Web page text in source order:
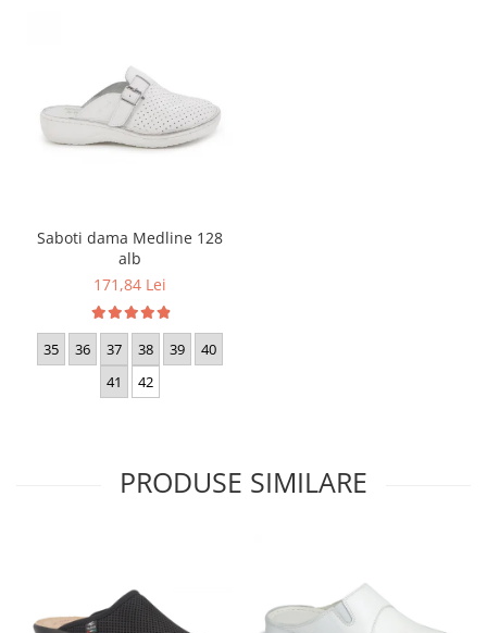
Saboti dama Medline 128
alb
171,84 Lei
35 36 37 38 39
40
41
42
PRODUSE SIMILARE